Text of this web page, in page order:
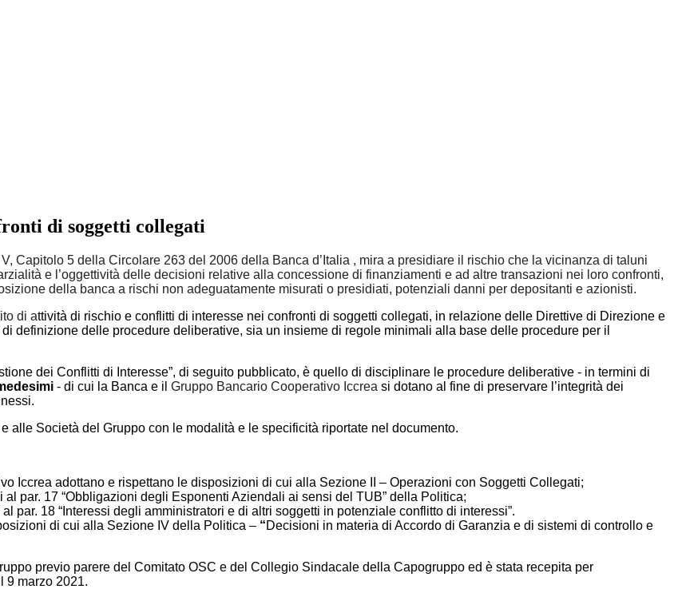
di soggetti collegati
Capitolo 5 della Circolare 263 del 2006 della Banca d’Italia , mira a presidiare il rischio che la vicinanza di taluni
e l’oggettività delle decisioni relative alla concessione di finanziamenti e ad altre transazioni nei loro confronti,
della banca a rischi non adeguatamente misurati o presidiati, potenziali danni per depositanti e azionisti.
di attività di rischio e conflitti di interesse nei confronti di soggetti collegati, in relazione delle Direttive di Direzione e
definizione delle procedure deliberative, sia un insieme di regole minimali alla base delle procedure per il
dei Conflitti di Interesse”, di seguito pubblicato, è quello di disciplinare le procedure deliberative - in termini di
- di cui la Banca e il Gruppo Bancario Cooperativo Iccrea si dotano al fine di preservare l’integrità dei
Società del Gruppo con le modalità e le specificità riportate nel documento.
Iccrea adottano e rispettano le disposizioni di cui alla Sezione II – Operazioni con Soggetti Collegati;
par. 17 “Obbligazioni degli Esponenti Aziendali ai sensi del TUB” della Politica;
par. 18 “Interessi degli amministratori e di altri soggetti in potenziale conflitto di interessi”.
di cui alla Sezione IV della Politica – “Decisioni in materia di Accordo di Garanzia e di sistemi di controllo e
previo parere del Comitato OSC e del Collegio Sindacale della Capogruppo ed è stata recepita per
9 marzo 2021.